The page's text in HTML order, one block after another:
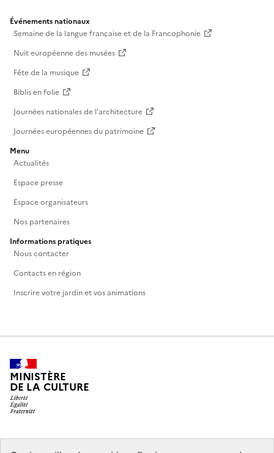
Événements nationaux
Semaine de la langue française et de la Francophonie
Nuit européenne des musées
Fête de la musique
Biblis en folie
Journées nationales de l'architecture
Journées européennes du patrimoine
Menu
Actualités
Espace presse
Espace organisateurs
Nos partenaires
Informations pratiques
Nous contacter
Contacts en région
Inscrire votre jardin et vos animations
MINISTÈRE
DE LA CULTURE